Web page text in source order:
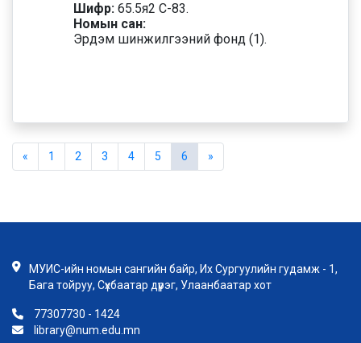
Шифр: 65.5я2 С-83.
Номын сан:
Эрдэм шинжилгээний фонд (1).
« 1 2 3 4 5 6 »
МУИС-ийн номын сангийн байр, Их Сургуулийн гудамж - 1,
Бага тойруу, Сүхбаатар дүүрэг, Улаанбаатар хот
77307730 - 1424
library@num.edu.mn